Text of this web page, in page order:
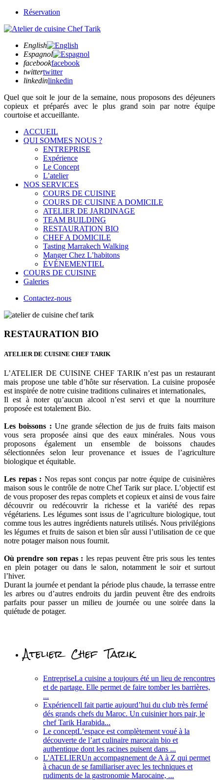
Réservation
English
Espagnol
facebookfacebook
twittertwitter
linkedinlinkedin
Quel que soitle jour de la semaine, nous proposons des déjeuners
copieux et préparés avec le plus grand soin par notre équipe
courtoise et accueillante.
ACCUEIL
QUI SOMMES NOUS ?
ENTREPRISE
Expérience
Le Concept
L’atelier
NOS SERVICES
COURS DE CUISINE
COURS DE CUISINE A DOMICILE
ATELIER DE JARDINAGE
TEAM BUILDING
RESTAURATION BIO
CHEF A DOMICILE
Tasting Marrakech Walking
Manger Chez L’habitons
ÉVÉNEMENTIEL
COURS DE CUISINE
Galeries
Contactez-nous
RESTAURATION BIO
ATELIER DE CUISINE CHEF TARIK
L’ATELIER DE CUISINE CHEF TARIK n’est pas un restaurant
mais propose une table d’hôte sur réservation. La cuisine proposée
est inspirée de notre cuisine traditions culinaires et internationales,
Il est à noter qu’aucun alcool n’est servi et que la nourriture
proposée est totalement Bio.
Les boissons : Une grande sélection de jus de fruits faits maison
vous sera proposée ainsi que des eaux minérales. Nous vous
proposons également un ensemble de boissons chaudes
sélectionnées selon leur provenance et issues de l’agriculture
biologique et équitable.
Les repas : Nos repas sont conçus par notre équipe de cuisinières
maison sous le contrôle de notre Chef Tarik sur place. L’objectif est
de vous proposer des repas complets et copieux et ainsi de vous faire
découvrir ou redécouvrir la richesse et la variété des repas
végétariens. Les légumes sont issus de l’agriculture biologique, tout
comme tous les autres ingrédients naturels utilisés. Nous privilégions
les légumes et fruits de saison et bien sûr aussi l’utilisation de ce que
notre potager maison nous fournit.
Où prendre son repas : les repas peuvent être pris sous les tentes
en plein potager ou dans le salon, notamment le soir et surtout
l’hiver.
Durant la journée et pendant la période plus chaude, la terrasse entre
les arbres ou d’autres endroits du jardin peuvent être des endroits
parfaits pour passer un milieu de journée ou une soirée dans la
quiétude de potager.
Atelier Chef Tarik
EntrepriseLa cuisine a toujours été un lieu de rencontres
et de partage. Elle permet de faire tomber les barrières,
...
ExpérienceIl fait partie aujourd’hui du club très fermé
dés grands chefs du Maroc. Un cuisinier hors pair, le
chef Tarik Harabida...
Le conceptL’espace est complètement voué à la
découverte de l’art culinaire marocain bio et
authentique dont les racines puisent dans ...
L'ATELIERUn accompagnement de A à Z qui permet
à chacun de se familiariser avec les techniques et
rudiments de la gastronomie Marocaine, ...